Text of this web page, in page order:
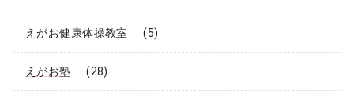
えがお健康体操教室 (5)
えがお塾 (28)